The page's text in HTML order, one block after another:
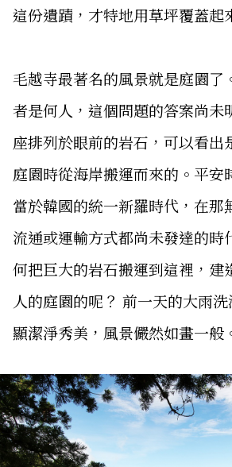
這份遺蹟，才特地用草坪覆蓋起
毛越寺最著名的風景就是庭園了
者是何人，這個問題的答案尚未
座排列於眼前的岩石，可以看出
庭園時從海岸搬運而來的。平安
當於韓國的統一新羅時代，在那
流通或運輸方式都尚未發達的時
何把巨大的岩石搬運到這裡，建
人的庭園的呢？ 前一天的大雨
顯潔淨秀美，風景儼然如畫一般